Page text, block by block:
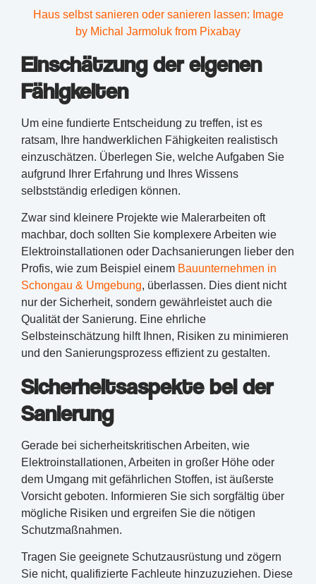
Haus selbst sanieren oder sanieren lassen: Image
by Michal Jarmoluk from Pixabay
Einschätzung der eigenen
Fähigkeiten
Um eine fundierte Entscheidung zu treffen, ist es
ratsam, Ihre handwerklichen Fähigkeiten realistisch
einzuschätzen. Überlegen Sie, welche Aufgaben Sie
aufgrund Ihrer Erfahrung und Ihres Wissens
selbstständig erledigen können.
Zwar sind kleinere Projekte wie Malerarbeiten oft
machbar, doch sollten Sie komplexere Arbeiten wie
Elektroinstallationen oder Dachsanierungen lieber den
Profis, wie zum Beispiel einem Bauunternehmen in
Schongau & Umgebung, überlassen. Dies dient nicht
nur der Sicherheit, sondern gewährleistet auch die
Qualität der Sanierung. Eine ehrliche
Selbsteinschätzung hilft Ihnen, Risiken zu minimieren
und den Sanierungsprozess effizient zu gestalten.
Sicherheitsaspekte bei der
Sanierung
Gerade bei sicherheitskritischen Arbeiten, wie
Elektroinstallationen, Arbeiten in großer Höhe oder
dem Umgang mit gefährlichen Stoffen, ist äußerste
Vorsicht geboten. Informieren Sie sich sorgfältig über
mögliche Risiken und ergreifen Sie die nötigen
Schutzmaßnahmen.
Tragen Sie geeignete Schutzausrüstung und zögern
Sie nicht, qualifizierte Fachleute hinzuzuziehen. Diese